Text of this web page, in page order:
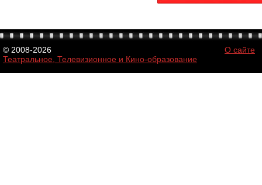
© 2008-2026
Театральное, Телевизионное и Кино-образование
О сайте